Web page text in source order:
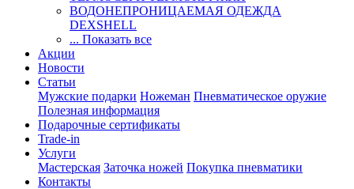
ВОДОНЕПРОНИЦАЕМАЯ ОДЕЖДА
DEXSHELL
... Показать все
Акции
Новости
Статьи
Мужские подарки Ножеман Пневматическое оружие
Полезная информация
Подарочные сертификаты
Trade-in
Услуги
Мастерская Заточка ножей Покупка пневматики
Контакты